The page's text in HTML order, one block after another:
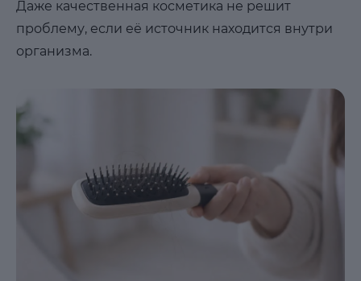
Даже качественная косметика не решит
проблему, если её источник находится внутри
организма.